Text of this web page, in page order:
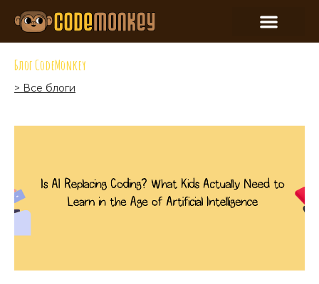
Блог CodeMonkey
> Все блоги